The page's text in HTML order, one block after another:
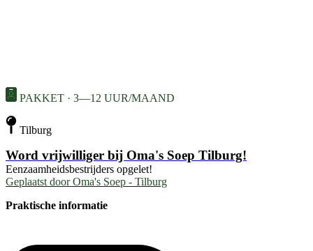
PAKKET · 3—12 UUR/MAAND
Tilburg
Word vrijwilliger bij Oma's Soep Tilburg!
Eenzaamheidsbestrijders opgelet!
Geplaatst door Oma's Soep - Tilburg
Praktische informatie